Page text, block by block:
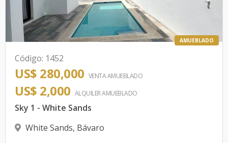
AMUEBLADO
Código: 1452
US$ 280,000 VENTA AMUEBLADO
US$ 2,000 ALQUILERAMUEBLADO
Sky 1 - White Sands
White Sands, Bávaro